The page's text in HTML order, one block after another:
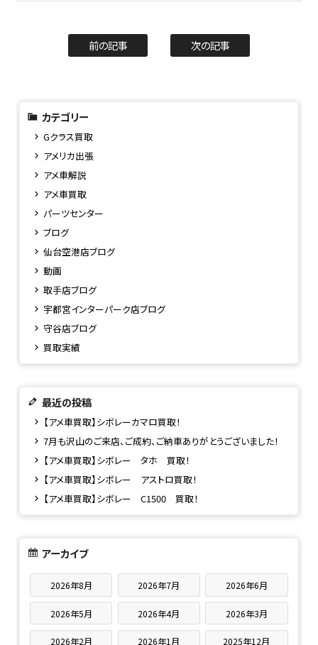
前の記事 次の記事
カテゴリー
Gクラス買取
アメリカ出張
アメ車解説
アメ車買取
パーツセンター
ブログ
仙台空港店ブログ
動画
取手店ブログ
宇都宮インターパーク店ブログ
守谷店ブログ
買取実績
最近の投稿
【アメ車買取】シボレーカマロ買取！
7月も沢山のご来店、ご成約、ご納車ありがとうございました！
【アメ車買取】シボレー タホ 買取！
【アメ車買取】シボレー アストロ買取！
【アメ車買取】シボレー C1500 買取！
アーカイブ
2026年8月 2026年7月 2026年6月
2026年5月 2026年4月 2026年3月
2026年2月 2026年1月 2025年12月